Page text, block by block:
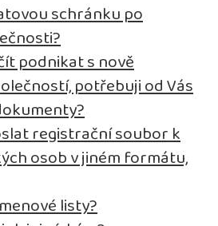
schránku po
podnikat s nově
potřebuji od Vás
registrační soubor k
osob v jiném formátu,
listy?